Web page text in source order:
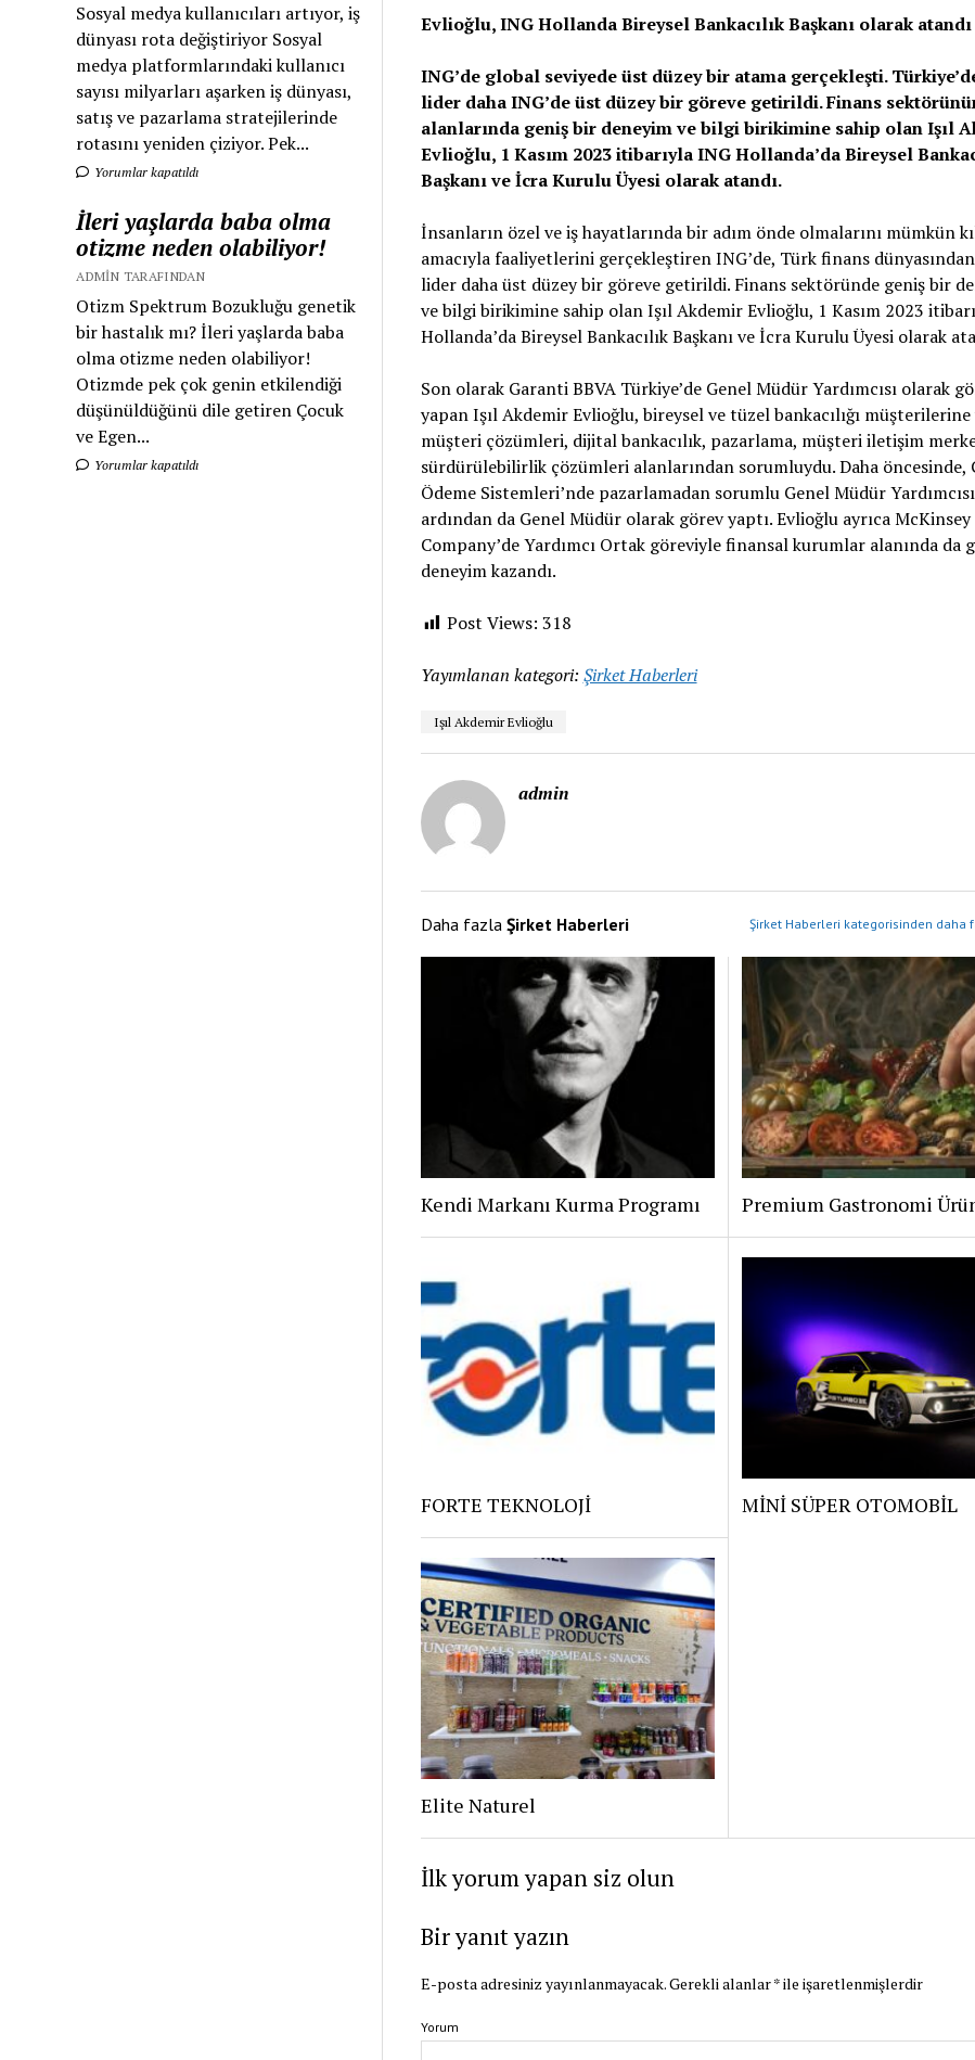
Sosyal medya kullanıcıları artıyor, iş
dünyası rota değiştiriyor Sosyal
medya platformlarındaki kullanıcı
sayısı milyarları aşarken iş dünyası,
satış ve pazarlama stratejilerinde
rotasını yeniden çiziyor. Pek...
Yorumlar kapatıldı
İleri yaşlarda baba olma
otizme neden olabiliyor!
ADMIN TARAFINDAN
Otizm Spektrum Bozukluğu genetik
bir hastalık mı? İleri yaşlarda baba
olma otizme neden olabiliyor!
Otizmde pek çok genin etkilendiği
düşünüldüğünü dile getiren Çocuk
ve Egen...
Yorumlar kapatıldı
Evlioğlu, ING Hollanda Bireysel Bankacılık Başkanı olarak atandı
ING’de global seviyedeüst düzeybir atamagerçekleşti.
lider daha ING’deüst düzeybir göreve getirildi. Finans
alanlarında geniş bir deneyim ve bilgi birikimine sahip olan Işıl
Evlioğlu, 1 Kasım 2023 itibarıyla ING Hollanda’da Bireysel
Başkanı ve İcra Kurulu Üyesi olarak atandı.
İnsanların özel ve iş hayatlarında bir adım önde olmalarını mümkün
amacıyla faaliyetlerini gerçekleştiren ING’de, Türk finans
lider daha üst düzeybir göreve getirildi. Finans sektöründe geniş bir
ve bilgi birikimine sahip olan Işıl Akdemir Evlioğlu, 1 Kasım 2023
Hollanda’da Bireysel Bankacılık Başkanı ve İcra Kurulu Üyesi olarak
Son olarak Garanti BBVA Türkiye’de Genel Müdür Yardımcısı olarak
yapan Işıl Akdemir Evlioğlu, bireysel ve tüzel bankacılığı
müşteri çözümleri, dijital bankacılık, pazarlama, müşteri iletişim
sürdürülebilirlik çözümleri alanlarından sorumluydu. Daha öncesinde,
Ödeme Sistemleri’nde pazarlamadan sorumlu Genel Müdür
ardından da Genel Müdür olarak görev yaptı. Evlioğlu ayrıca
Company’de Yardımcı Ortak göreviyle finansal kurumlar alanında da
deneyim kazandı.
Post Views: 318
Yayımlanan kategori: Şirket Haberleri
Işıl Akdemir Evlioğlu
admin
Daha fazla Şirket Haberleri Şirket Haberleri kategorisinden daha
Kendi Markanı Kurma Programı Premium Gastronomi
FORTE TEKNOLOJİ MİNİ SÜPER OTOMOBİL
Elite Naturel
İlk yorum yapan siz olun
Bir yanıt yazın
E-posta adresiniz yayınlanmayacak.Gerekli alanlar*ile işaretlenmişlerdir
Yorum